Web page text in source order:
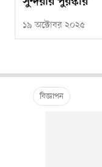
১৯ অক্টোবর ২০২৫